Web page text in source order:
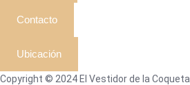
Contacto
Ubicación
Copyright © 2024 El Vestidor de la Coqueta